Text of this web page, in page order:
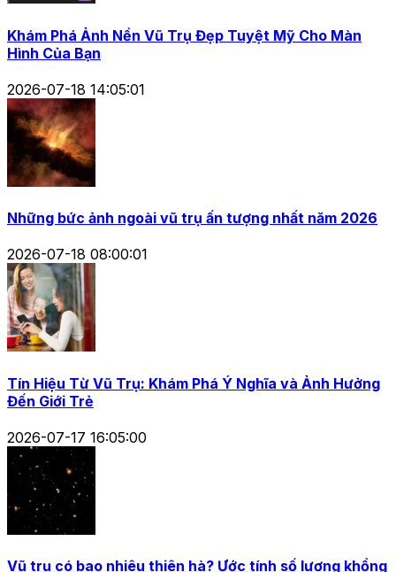
Khám Phá Ảnh Nền Vũ Trụ Đẹp Tuyệt Mỹ Cho Màn
Hình Của Bạn
2026-07-18 14:05:01
Những bức ảnh ngoài vũ trụ ấn tượng nhất năm 2026
2026-07-18 08:00:01
Tín Hiệu Từ Vũ Trụ: Khám Phá Ý Nghĩa và Ảnh Hưởng
Đến Giới Trẻ
2026-07-17 16:05:00
Vũ trụ có bao nhiêu thiên hà? Ước tính số lượng khổng